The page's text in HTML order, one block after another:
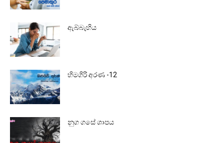
ඇබ්බැහිය
හිමගිරි අරණ -12
නුග ගසේ ශාපය